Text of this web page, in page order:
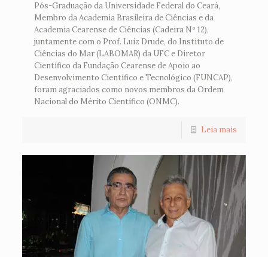
Pós-Graduação da Universidade Federal do Ceará,
Membro da Academia Brasileira de Ciências e da
Academia Cearense de Ciências (Cadeira Nº 12),
juntamente com o Prof. Luiz Drude, do Instituto de
Ciências do Mar (LABOMAR) da UFC e Diretor
Científico da Fundação Cearense de Apoio ao
Desenvolvimento Científico e Tecnológico (FUNCAP),
foram agraciados como novos membros da Ordem
Nacional do Mérito Científico (ONMC).
Leia mais